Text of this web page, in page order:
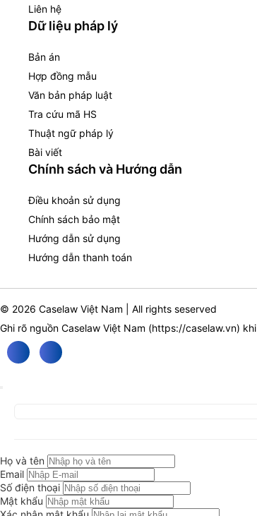
Liên hệ
Dữ liệu pháp lý
Bản án
Hợp đồng mẫu
Văn bản pháp luật
Tra cứu mã HS
Thuật ngữ pháp lý
Bài viết
Chính sách và Hướng dẫn
Điều khoản sử dụng
Chính sách bảo mật
Hướng dẫn sử dụng
Hướng dẫn thanh toán
© 2026 Caselaw Việt Nam | All rights seserved
Ghi rõ nguồn Caselaw Việt Nam (https://caselaw.vn)
Họ và tên
Email
Số điện thoại
Mật khẩu